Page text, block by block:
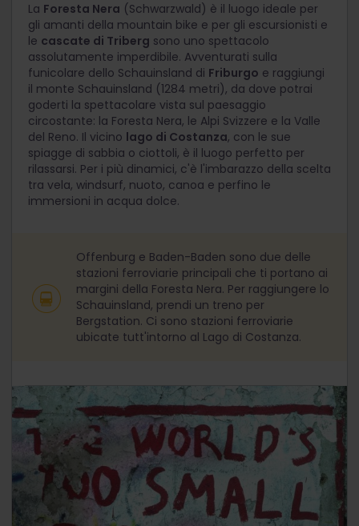
La Foresta Nera (Schwarzwald) è il luogo ideale per
gli amanti della mountain bike e per gli escursionisti e
le cascate di Triberg sono uno spettacolo
assolutamente imperdibile. Avventurati sulla
funicolare dello Schauinsland di Friburgo e raggiungi
il monte Schauinsland (1284 metri), da dove potrai
goderti la spettacolare vista sul paesaggio
circostante: la Foresta Nera, le Alpi Svizzere e la Valle
del Reno. Il vicino lago di Costanza, con le sue
spiagge di sabbia o ciottoli, è il luogo perfetto per
rilassarsi. Per i più dinamici, c'è l'imbarazzo della scelta
tra vela, windsurf, nuoto, canoa e perfino le
immersioni in acqua dolce.
Offenburg e Baden-Baden sono due delle
stazioni ferroviarie principali che ti portano ai
margini della Foresta Nera. Per raggiungere lo
Schauinsland, prendi un treno per
Bergstation. Ci sono stazioni ferroviarie
ubicate tutt'intorno al Lago di Costanza.